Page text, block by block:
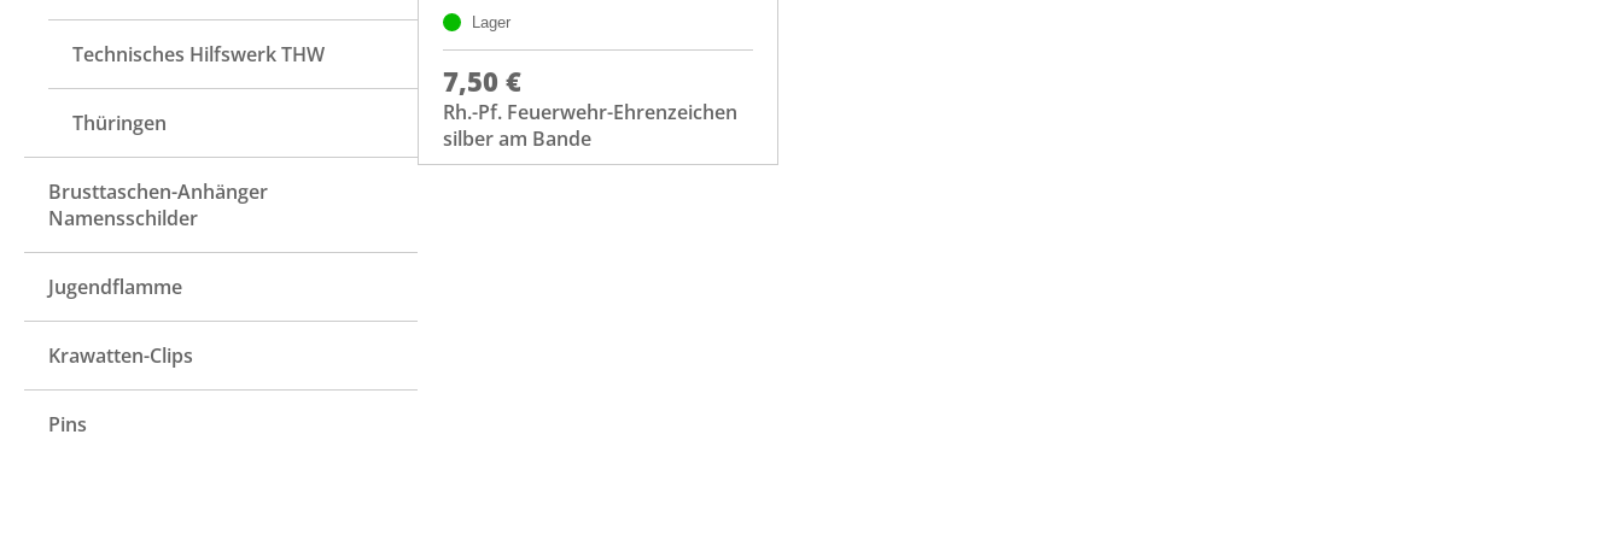
Technisches Hilfswerk THW
Thüringen
Brusttaschen-Anhänger
Namensschilder
Jugendflamme
Krawatten-Clips
Pins
Lager
7,50 €
Rh.-Pf. Feuerwehr-Ehrenzeichen
silber am Bande